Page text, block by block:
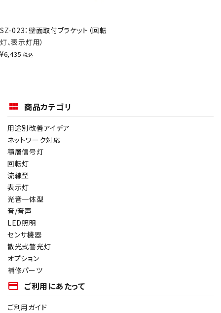
SZ-023：壁面取付ブラケット（回転
灯、表示灯用）
¥6,435 税込
商品カテゴリ
用途別改善アイデア
ネットワーク対応
積層信号灯
回転灯
流線型
表示灯
光音一体型
音/音声
LED照明
センサ機器
散光式警光灯
オプション
補修パーツ
payment ご利用にあたって
ご利用ガイド